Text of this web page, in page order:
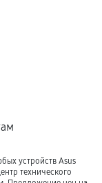
устройств Asus
технического